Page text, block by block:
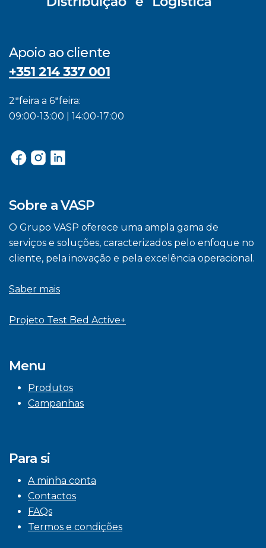
Apoio ao cliente
+351 214 337 001
2ªfeira a 6ªfeira:
09:00-13:00 | 14:00-17:00
Sobre a VASP
O Grupo VASP oferece uma ampla gama de
serviços e soluções, caracterizados pelo enfoque no
cliente, pela inovação e pela excelência operacional.
Saber mais
Projeto Test Bed Active+
Menu
Produtos
Campanhas
Para si
A minha conta
Contactos
FAQs
Termos e condições